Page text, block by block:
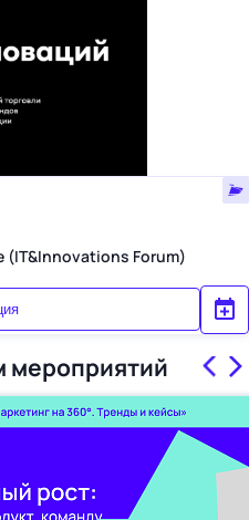
(IT&Innovations Forum)
мероприятий